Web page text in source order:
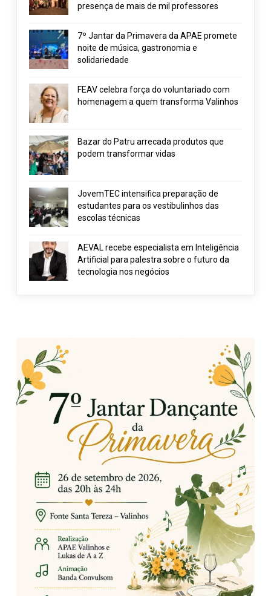
presença de mais de mil professores
7º Jantar da Primavera da APAE promete
noite de música, gastronomia e
solidariedade
FEAV celebra força do voluntariado com
homenagem a quem transforma Valinhos
Bazar do Patru arrecada produtos que
podem transformar vidas
JovemTEC intensifica preparação de
estudantes para os vestibulinhos das
escolas técnicas
AEVAL recebe especialista em Inteligência
Artificial para palestra sobre o futuro da
tecnologia nos negócios